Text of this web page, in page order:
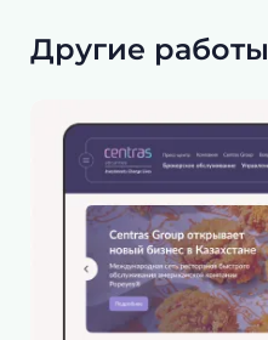
Другие работы